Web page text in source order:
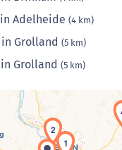
in Adelheide (4 km)
in Grolland (5 km)
in Grolland (5 km)
1
2